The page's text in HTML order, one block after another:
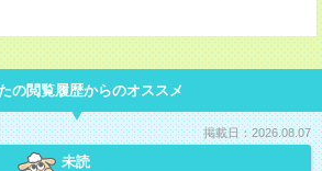
の閲覧履歴からのオススメ
掲載日：2026.08.07
未読